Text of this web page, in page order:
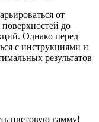
от
до
Однако перед
с инструкциями и
результатов
цветовую гамму!